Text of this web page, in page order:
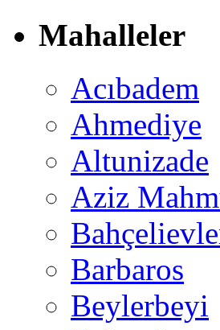
Mahalleler
Acıbadem
Ahmediye
Altunizade
Aziz
Barbaros
Beylerbeyi